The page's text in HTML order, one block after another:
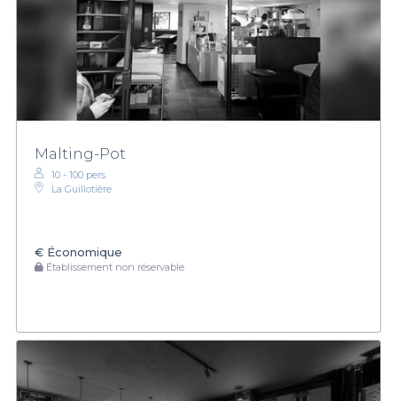
Malting-Pot
10 - 100 pers.
La Guillotière
€ Économique
Établissement non réservable